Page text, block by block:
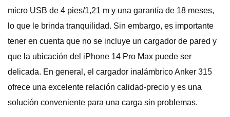
micro USB de 4 pies/1,21 m y una garantía de 18 meses,
lo que le brinda tranquilidad. Sin embargo, es importante
tener en cuenta que no se incluye un cargador de pared y
que la ubicación del iPhone 14 Pro Max puede ser
delicada. En general, el cargador inalámbrico Anker 315
ofrece una excelente relación calidad-precio y es una
solución conveniente para una carga sin problemas.